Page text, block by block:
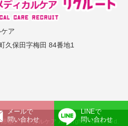
メールで
問い合わせ
LINEで
問い合わせ
ア
久保田字梅田 84番地1
堂メディカルケア All Rights Reserved.